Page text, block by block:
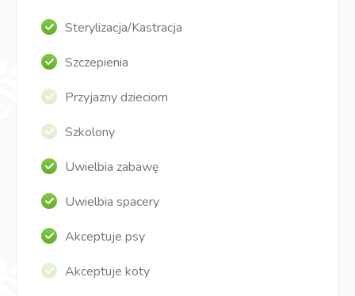
Sterylizacja/Kastracja
Szczepienia
Przyjazny dzieciom
Szkolony
Uwielbia zabawę
Uwielbia spacery
Akceptuje psy
Akceptuje koty